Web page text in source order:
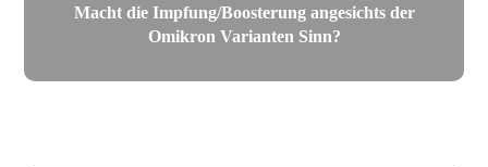
Macht die Impfung/Boosterung angesichts der
Omikron Varianten Sinn?